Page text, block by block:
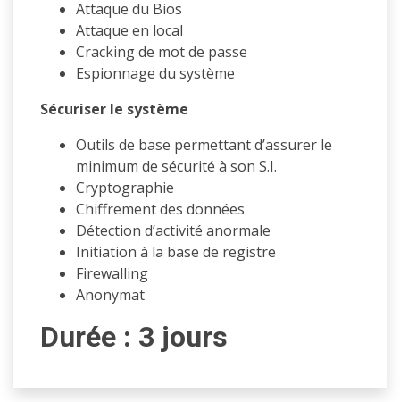
Attaque du Bios
Attaque en local
Cracking de mot de passe
Espionnage du système
Sécuriser le système
Outils de base permettant d’assurer le
minimum de sécurité à son S.I.
Cryptographie
Chiffrement des données
Détection d’activité anormale
Initiation à la base de registre
Firewalling
Anonymat
Durée : 3 jours